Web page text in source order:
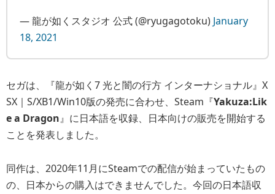
— 龍が如くスタジオ 公式 (@ryugagotoku) January
18, 2021
セガは、『龍が如く7 光と闇の行方 インターナショナル』X
SX｜S/XB1/Win10版の発売に合わせ、Steam『Yakuza:Lik
e a Dragon』に日本語を収録、日本向けの販売を開始する
ことを発表しました。
同作は、2020年11月にSteamでの配信が始まっていたもの
の、日本からの購入はできませんでした。今回の日本語収